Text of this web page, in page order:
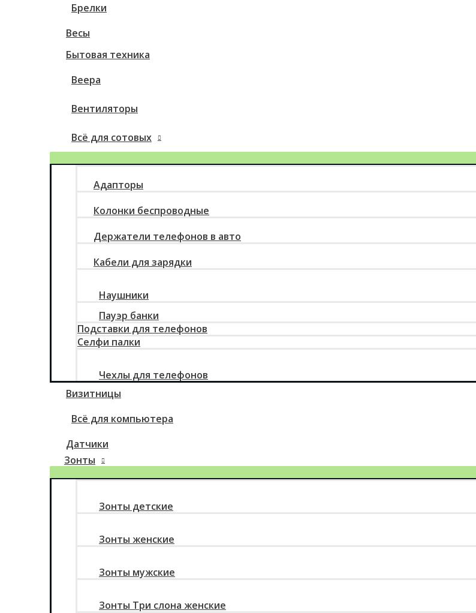
Брелки
Весы
Бытовая техника
Веера
Вентиляторы
Всё для сотовых
Адапторы
Колонки беспроводные
Держатели телефонов в авто
Кабели для зарядки
Наушники
Пауэр банки
Подставки для телефонов
Селфи палки
Чехлы для телефонов
Визитницы
Всё для компьютера
Датчики
Зонты
Зонты детские
Зонты женские
Зонты мужские
Зонты Три слона женские